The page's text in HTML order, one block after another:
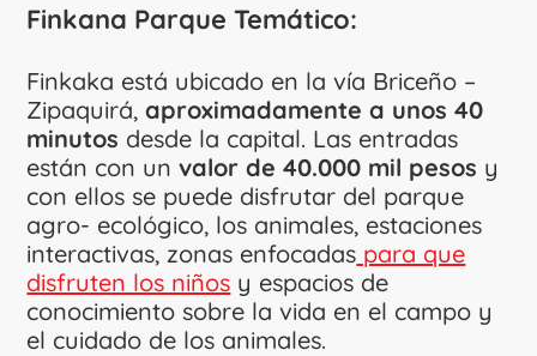
Finkana Parque Temático:
Finkaka está ubicado en la vía Briceño –
Zipaquirá, aproximadamente a unos 40
minutos desde la capital. Las entradas
están con un valor de 40.000 mil pesos y
con ellos se puede disfrutar del parque
agro- ecológico, los animales, estaciones
interactivas, zonas enfocadas para que
disfruten los niños y espacios de
conocimiento sobre la vida en el campo y
el cuidado de los animales.